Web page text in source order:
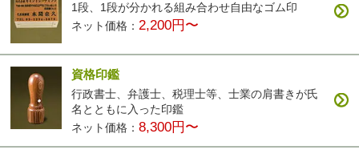
1段、1段が分かれる組み合わせ自由なゴム印
ネット価格：2,200円〜
資格印鑑
行政書士、弁護士、税理士等、士業の肩書きが氏
名とともに入った印鑑
ネット価格：8,300円〜